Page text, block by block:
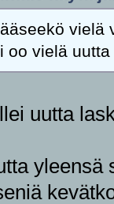
vielä
oo vielä
uutta
yleensä